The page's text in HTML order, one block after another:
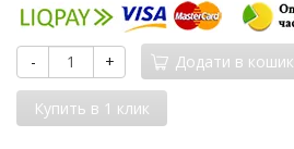
- + Додати в кошик